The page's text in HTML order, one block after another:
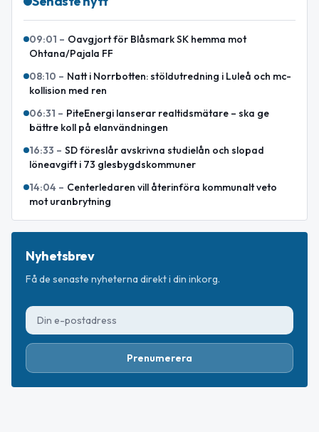
09:01 – Oavgjort för Blåsmark SK hemma mot
Ohtana/Pajala FF
08:10 – Natt i Norrbotten: stöldutredning i Luleå och mc-
kollision med ren
06:31 – PiteEnergi lanserar realtidsmätare – ska ge
bättre koll på elanvändningen
16:33 – SD föreslår avskrivna studielån och slopad
löneavgift i 73 glesbygdskommuner
14:04 – Centerledaren vill återinföra kommunalt veto
mot uranbrytning
Nyhetsbrev
Få de senaste nyheterna direkt i din inkorg.
Prenumerera